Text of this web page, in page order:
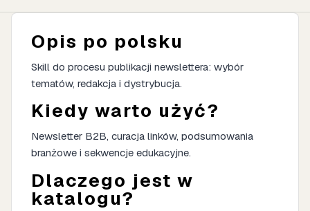
Opis po polsku
Skill do procesu publikacji newslettera: wybór
tematów, redakcja i dystrybucja.
Kiedy warto użyć?
Newsletter B2B, curacja linków, podsumowania
branżowe i sekwencje edukacyjne.
Dlaczego jest w
katalogu?